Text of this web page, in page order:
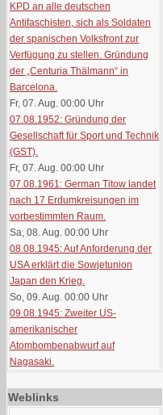
KPD an alle deutschen
Antifaschisten, sich als Soldaten
der spanischen Volksfront zur
Verfügung zu stellen. Gründung
der „Centuria Thälmann“ in
Barcelona.
Fr, 07. Aug. 00:00 Uhr
07.08.1952: Gründung der
Gesellschaft für Sport und Technik
(GST).
Fr, 07. Aug. 00:00 Uhr
07.08.1961: German Titow landet
nach 17 Erdumkreisungen im
vorbestimmten Raum.
Sa, 08. Aug. 00:00 Uhr
08.08.1945: Auf Anforderung der
USA erklärt die Sowjetunion
Japan den Krieg.
So, 09. Aug. 00:00 Uhr
09.08.1945: Zweiter US-
amerikanischer
Atombombenabwurf auf
Nagasaki.
Weblinks